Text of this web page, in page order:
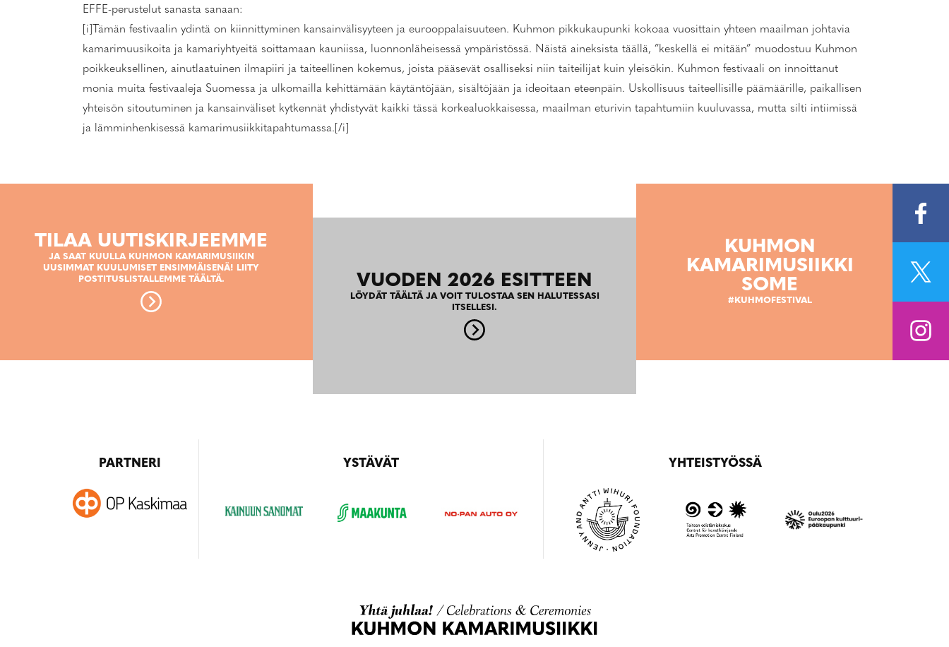
EFFE-perustelut sanasta sanaan:
[i]Tämän festivaalin ydintä on kiinnittyminen kansainvälisyyteen ja eurooppalaisuuteen. Kuhmon pikkukaupunki kokoaa vuosittain yhteen maailman johtavia
kamarimuusikoita ja kamariyhtyeitä soittamaan kauniissa, luonnonläheisessä ympäristössä. Näistä aineksista täällä, ”keskellä ei mitään” muodostuu Kuhmon
poikkeuksellinen, ainutlaatuinen ilmapiiri ja taiteellinen kokemus, joista pääsevät osalliseksi niin taiteilijat kuin yleisökin. Kuhmon festivaali on innoittanut
monia muita festivaaleja Suomessa ja ulkomailla kehittämään käytäntöjään, sisältöjään ja ideoitaan eteenpäin. Uskollisuus taiteellisille päämäärille, paikallisen
yhteisön sitoutuminen ja kansainväliset kytkennät yhdistyvät kaikki tässä korkealuokkaisessa, maailman eturivin tapahtumiin kuuluvassa, mutta silti intiimissä
ja lämminhenkisessä kamarimusiikkitapahtumassa.[/i]
TILAA UUTISKIRJEEMME
JA SAAT KUULLA KUHMON KAMARIMUSIIKIN
UUSIMMAT KUULUMISET ENSIMMÄISENÄ! LIITY
POSTITUSLISTALLEMME TÄÄLTÄ.
VUODEN 2026 ESITTEEN
LÖYDÄT TÄÄLTÄ JA VOIT TULOSTAA SEN HALUTESSASI
ITSELLESI.
KUHMON
KAMARIMUSIIKKI
SOME
#KUHMOFESTIVAL
PARTNERI YSTÄVÄT YHTEISTYÖSSÄ